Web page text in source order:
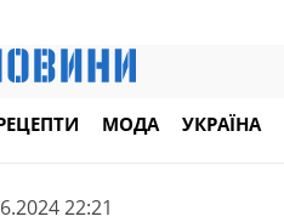
МОДА УКРАЇНА
22:21